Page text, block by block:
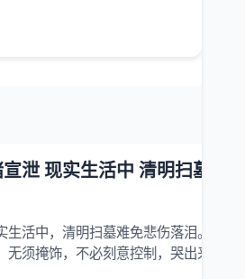
泄 现实生活中 清明扫墓难
生活中，清明扫墓难免悲伤落泪。在亲
无须掩饰，不必刻意控制，哭出来有利